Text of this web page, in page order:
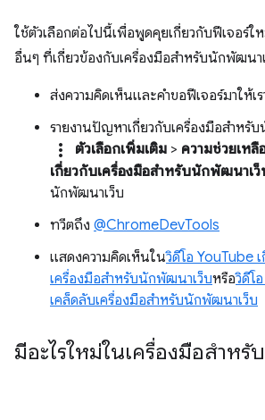
ใช้ตัวเลือกต่อไปนี้เพื่อพูดคุยเกี่ยวกับฟีเจอร์ใ
อื่นๆ ที่เกี่ยวข้องกับเครื่องมือสำหรับนักพัฒนา
ส่งความคิดเห็นและคำขอฟีเจอร์มาให้เ
รายงานปัญหาเกี่ยวกับเครื่องมือสำหรั
more_vert ตัวเลือกเพิ่มเติม > ความช่วยเหลื
เกี่ยวกับเครื่องมือสำหรับนักพัฒนาเ
นักพัฒนาเว็บ
ทวีตถึง @ChromeDevTools
แสดงความคิดเห็นในวิดีโอ YouTube
เครื่องมือสำหรับนักพัฒนาเว็บหรือวิดีโ
เคล็ดลับเครื่องมือสำหรับนักพัฒนาเว็บ
มีอะไรใหม่ในเครื่องมือสำห